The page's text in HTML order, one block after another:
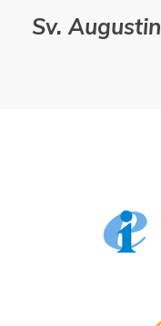
Sv. Augustin